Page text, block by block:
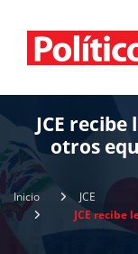
JCE
otros
Inicio
JCE
JCE recibe